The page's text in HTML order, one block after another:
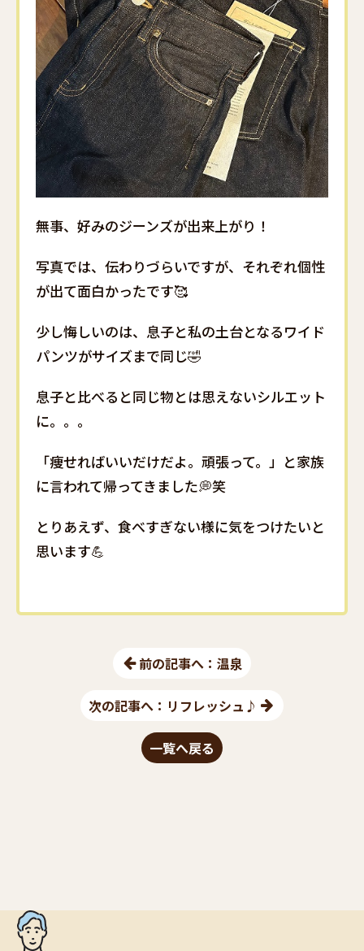
無事、好みのジーンズが出来上がり！
写真では、伝わりづらいですが、それぞれ個性
が出て面白かったです🥰
少し悔しいのは、息子と私の土台となるワイド
パンツがサイズまで同じ🤣
息子と比べると同じ物とは思えないシルエット
に。。。
「痩せればいいだけだよ。頑張って。」と家族
に言われて帰ってきました💭笑
とりあえず、食べすぎない様に気をつけたいと
思います💪
前の記事へ：温泉
一覧へ戻る
次の記事へ：リフレッシュ♪